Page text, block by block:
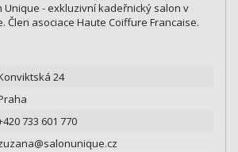
Unique - exkluzivní kadeřnický salon v
Člen asociace Haute Coiffure Francaise.
24
733 601 770